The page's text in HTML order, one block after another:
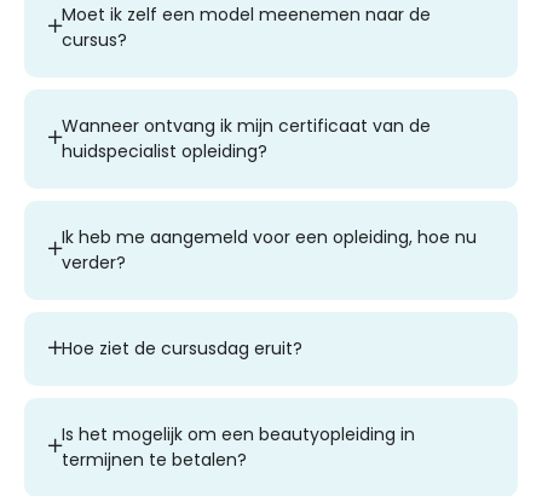
Moet ik zelf een model meenemen naar de
cursus?
Wanneer ontvang ik mijn certificaat van de
huidspecialist opleiding?
Ik heb me aangemeld voor een opleiding, hoe nu
verder?
Hoe ziet de cursusdag eruit?
Is het mogelijk om een beautyopleiding in
termijnen te betalen?